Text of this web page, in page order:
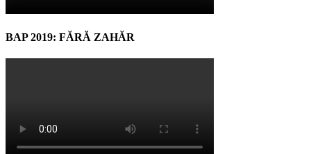
BAP 2019: FĂRĂ ZAHĂR